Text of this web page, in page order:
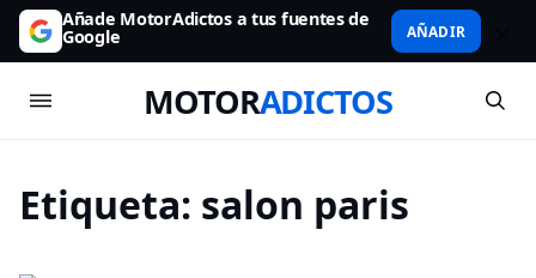
Añade MotorAdictos a tus fuentes de
Google AÑADIR
MOTORADICTOS
Etiqueta: salon paris